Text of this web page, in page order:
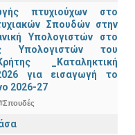
πτυχιούχων στo
Σπουδών στην
Υπολογιστών στο
Υπολογιστών του
_Καταληκτική
για εισαγωγή το
2026-27